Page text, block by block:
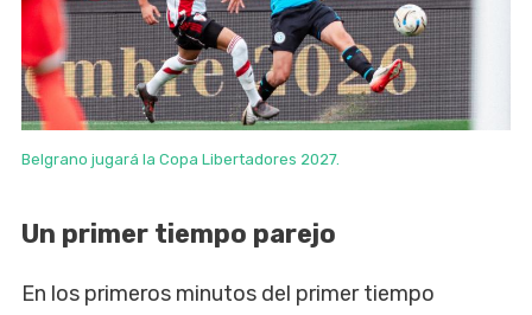
Belgrano jugará la Copa Libertadores 2027.
Un primer tiempo parejo
En los primeros minutos del primer tiempo